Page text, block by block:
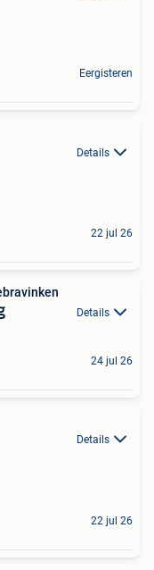
Eergisteren
Details
22 jul 26
Details
24 jul 26
Details
22 jul 26